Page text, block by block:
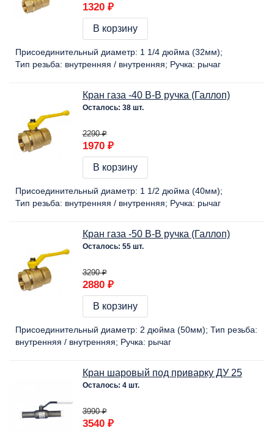
1320 ₽
В корзину
Присоединительный диаметр: 1 1/4 дюйма (32мм)
Тип резьба: внутренняя / внутренняя Ручка: рычаг
Кран газа -40 В-В ручка (Галлоп)
Осталось: 38 шт.
2290 ₽
1970 ₽
В корзину
Присоединительный диаметр: 1 1/2 дюйма (40мм)
Тип резьба: внутренняя / внутренняя Ручка: рычаг
Кран газа -50 В-В ручка (Галлоп)
Осталось: 55 шт.
3290 ₽
2880 ₽
В корзину
Присоединительный диаметр: 2 дюйма (50мм) Тип резьба:
внутренняя / внутренняя
Ручка: рычаг
Кран шаровый под приварку ДУ 25
Осталось: 4 шт.
3990 ₽
3540 ₽